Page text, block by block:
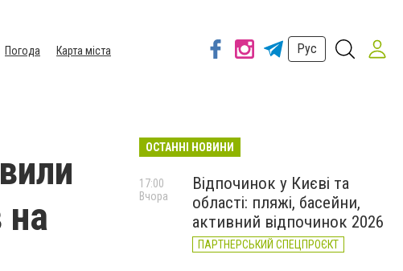
Погода
Карта міста
Рус
на
ОСТАННІ НОВИНИ
Відпочинок у Києві та
області: пляжі, басейни,
активний відпочинок 2026
ПАРТНЕРСЬКИЙ СПЕЦПРОЄКТ
17:00
Вчора